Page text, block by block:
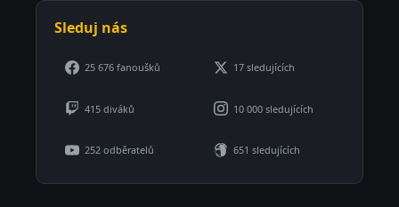
Sleduj nás
25 676 fanoušků 17 sledujících
415 diváků 10 000 sledujících
252 odběratelů 651 sledujících